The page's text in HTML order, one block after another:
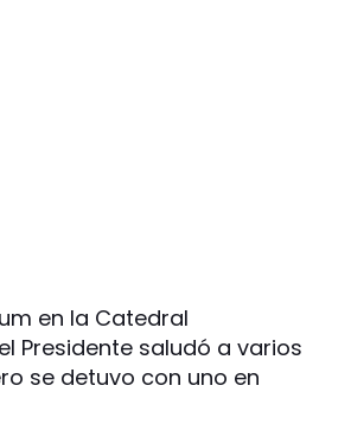
en la Catedral
Presidente saludó a varios
se detuvo con uno en